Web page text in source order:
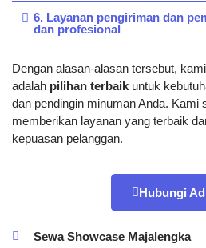
6. Layanan pengiriman dan
dan profesional
Dengan alasan-alasan tersebut,
adalah pilihan terbaik untuk
dan pendingin minuman Anda. Kami
memberikan layanan yang terbaik
kepuasan pelanggan.
Hubungi
Sewa Showcase Majalengka